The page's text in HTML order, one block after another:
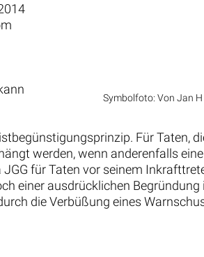
Symbolfoto: Von Jan
Für Taten,
werden, wenn anderenfalls
für Taten vor seinem
einer ausdrücklichen Begründung
die Verbüßung eines